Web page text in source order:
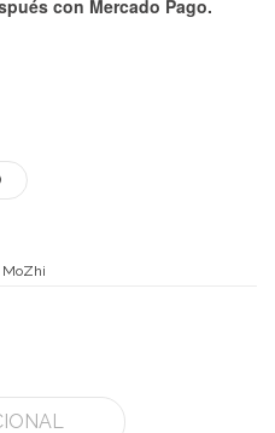
con Mercado Pago.
MoZhi